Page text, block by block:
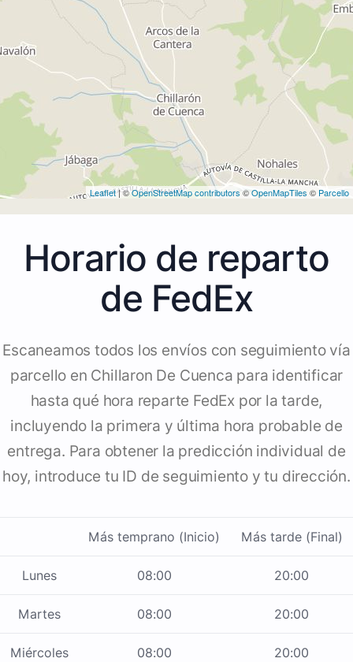
Leaflet| ©OpenStreetMap contributors©OpenMapTiles © Parcello
Horario de reparto
de FedEx
Escaneamos todos los envíos con seguimiento vía
parcello en Chillaron De Cuenca para identificar
hasta qué hora reparte FedEx por la tarde,
incluyendo la primera y última hora probable de
entrega. Para obtener la predicción individual de
hoy, introduce tu ID de seguimiento y tu dirección.
Más temprano (Inicio) Más tarde (Final)
Lunes 08:00 20:00
Martes 08:00 20:00
Miércoles 08:00 20:00